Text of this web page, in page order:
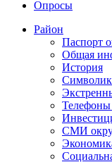
Опросы
Район
Паспорт
Общая
История
Телефоны
СМИ